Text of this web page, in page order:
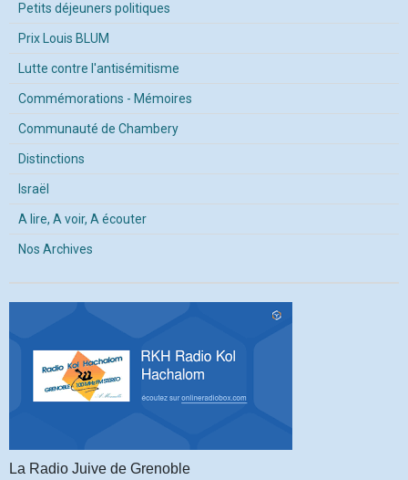
Petits déjeuners politiques
Prix Louis BLUM
Lutte contre l'antisémitisme
Commémorations - Mémoires
Communauté de Chambery
Distinctions
Israël
A lire, A voir, A écouter
Nos Archives
La Radio Juive de Grenoble